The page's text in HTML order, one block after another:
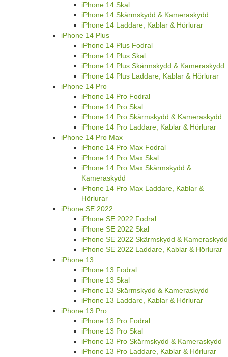
iPhone 14 Skal
iPhone 14 Skärmskydd & Kameraskydd
iPhone 14 Laddare, Kablar & Hörlurar
iPhone 14 Plus
iPhone 14 Plus Fodral
iPhone 14 Plus Skal
iPhone 14 Plus Skärmskydd & Kameraskydd
iPhone 14 Plus Laddare, Kablar & Hörlurar
iPhone 14 Pro
iPhone 14 Pro Fodral
iPhone 14 Pro Skal
iPhone 14 Pro Skärmskydd & Kameraskydd
iPhone 14 Pro Laddare, Kablar & Hörlurar
iPhone 14 Pro Max
iPhone 14 Pro Max Fodral
iPhone 14 Pro Max Skal
iPhone 14 Pro Max Skärmskydd &
Kameraskydd
iPhone 14 Pro Max Laddare, Kablar &
Hörlurar
iPhone SE 2022
iPhone SE 2022 Fodral
iPhone SE 2022 Skal
iPhone SE 2022 Skärmskydd & Kameraskydd
iPhone SE 2022 Laddare, Kablar & Hörlurar
iPhone 13
iPhone 13 Fodral
iPhone 13 Skal
iPhone 13 Skärmskydd & Kameraskydd
iPhone 13 Laddare, Kablar & Hörlurar
iPhone 13 Pro
iPhone 13 Pro Fodral
iPhone 13 Pro Skal
iPhone 13 Pro Skärmskydd & Kameraskydd
iPhone 13 Pro Laddare, Kablar & Hörlurar